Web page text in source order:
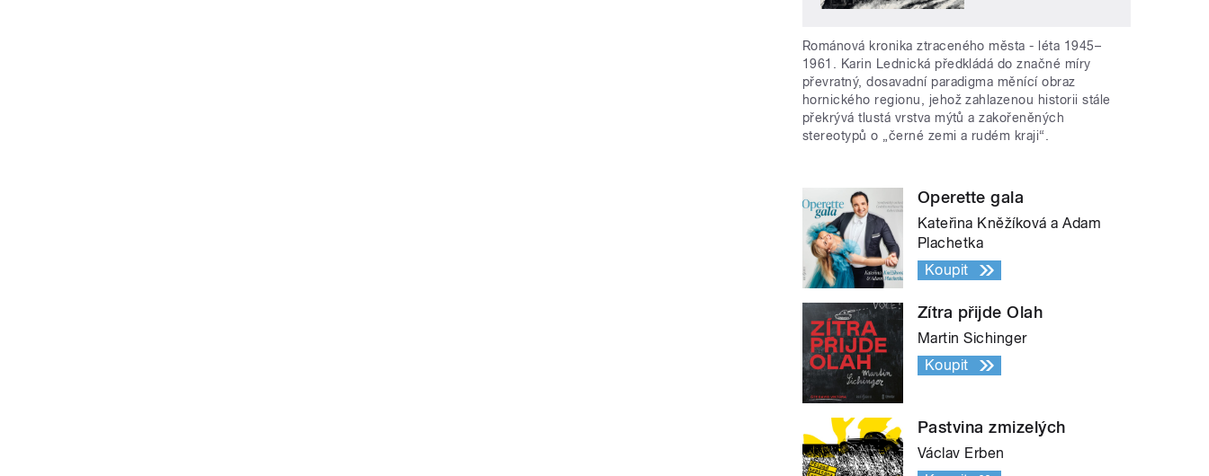
Románová kronika ztraceného města - léta 1945–
1961. Karin Lednická předkládá do značné míry
převratný, dosavadní paradigma měnící obraz
hornického regionu, jehož zahlazenou historii stále
překrývá tlustá vrstva mýtů a zakořeněných
stereotypů o „černé zemi a rudém kraji“.
Operette gala
Kateřina Kněžíková a Adam
Plachetka
Koupit
Zítra přijde Olah
Martin Sichinger
Koupit
Pastvina zmizelých
Václav Erben